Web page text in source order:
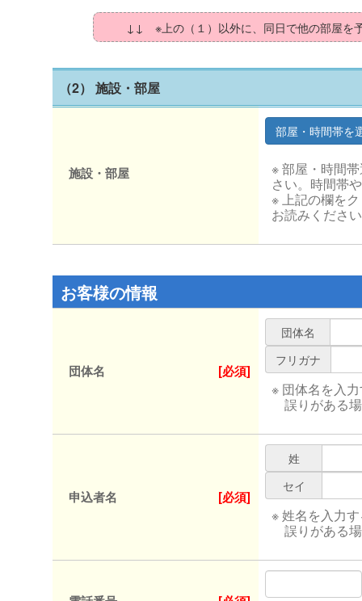
↓↓ ※上の（１）以外に、同日で他の部屋
（2） 施設・部屋
施設・部屋
※ 部屋・時間
さい。時間帯
※ 上記の欄を
お読みくださ
お客様の情報
団体名 [必須]
団体名
フリガナ
※ 団体名を入
誤りがある
申込者名 [必須]
姓
セイ
※ 姓名を入力
誤りがある